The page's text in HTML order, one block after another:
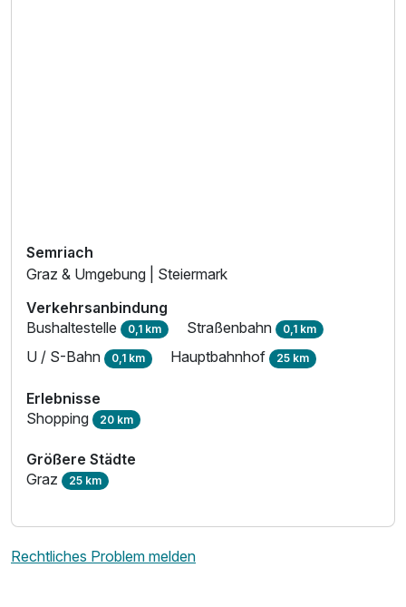
Semriach
Graz & Umgebung | Steiermark
Verkehrsanbindung
Bushaltestelle 0,1 km Straßenbahn 0,1 km
U / S-Bahn 0,1 km Hauptbahnhof 25 km
Erlebnisse
Shopping 20 km
Größere Städte
Graz 25 km
Rechtliches Problem melden